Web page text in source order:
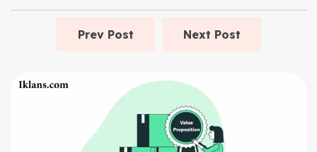
Prev Post Next Post